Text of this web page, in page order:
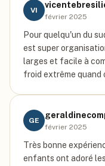
VI
février 2025
Pour quelqu'un du
est super
larges et facile à
froid extrême quand
GE
février 2025
Très bonne
enfants ont adoré